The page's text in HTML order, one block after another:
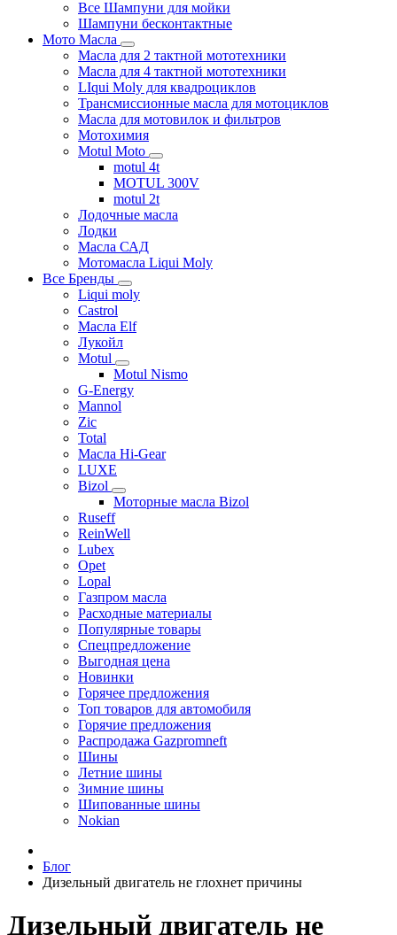
Все Шампуни для мойки
Шампуни бесконтактные
Мото Масла
Масла для 2 тактной мототехники
Масла для 4 тактной мототехники
LIqui Moly для квадроциклов
Трансмиссионные масла для мотоциклов
Масла для мотовилок и фильтров
Мотохимия
Motul Moto
motul 4t
MOTUL 300V
motul 2t
Лодочные масла
Лодки
Масла САД
Мотомасла Liqui Moly
Все Бренды
Liqui moly
Castrol
Масла Elf
Лукойл
Motul
Motul Nismo
G-Energy
Mannol
Zic
Total
Масла Hi-Gear
LUXE
Bizol
Моторные масла Bizol
Ruseff
ReinWell
Lubex
Opet
Lopal
Газпром масла
Расходные материалы
Популярные товары
Спецпредложение
Выгодная цена
Новинки
Горячее предложения
Топ товаров для автомобиля
Горячие предложения
Распродажа Gazpromneft
Шины
Летние шины
Зимние шины
Шипованные шины
Nokian
Блог
Дизельный двигатель не глохнет причины
Дизельный двигатель не